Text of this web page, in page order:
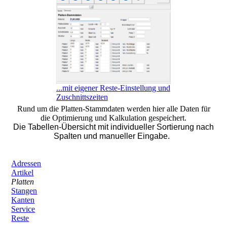
...mit eigener Reste-Einstellung und
Zuschnittszeiten
Rund um die Platten-Stammdaten werden hier alle Daten für
die Optimierung und Kalkulation gespeichert.
Die Tabellen-Übersicht mit individueller Sortierung nach
Spalten und manueller Eingabe.
Adressen
Artikel
Platten
Stangen
Kanten
Service
Reste